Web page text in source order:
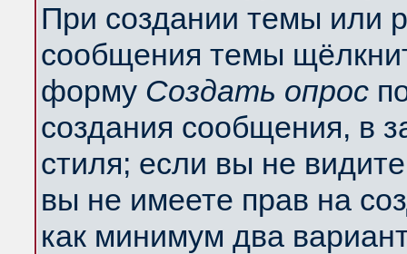
При создании темы или
сообщения темы
форму Создать опрос
создания сообщения, в
стиля; если вы не
вы не имеете прав на
как минимум два